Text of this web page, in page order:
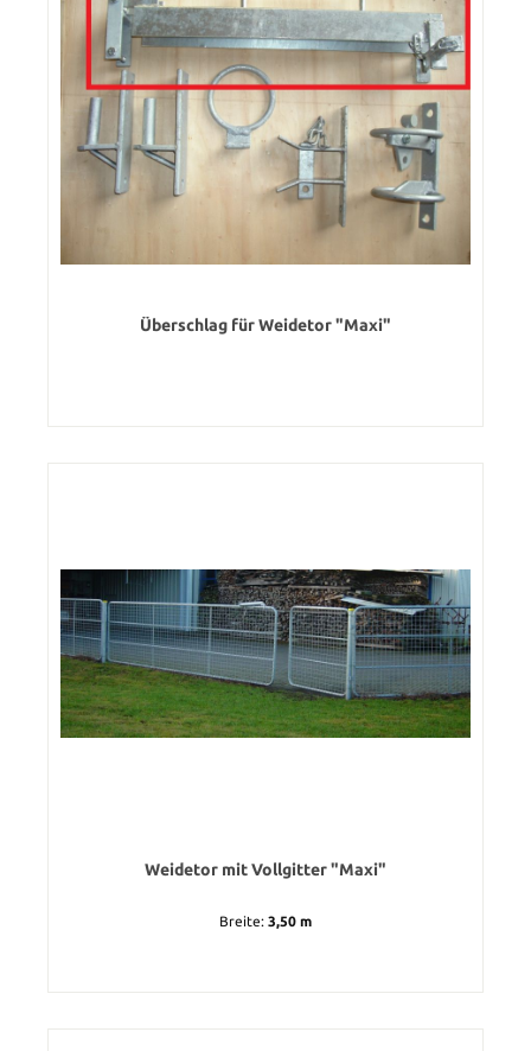
Überschlag für Weidetor "Maxi"
Weidetor mit Vollgitter "Maxi"
Breite: 3,50 m